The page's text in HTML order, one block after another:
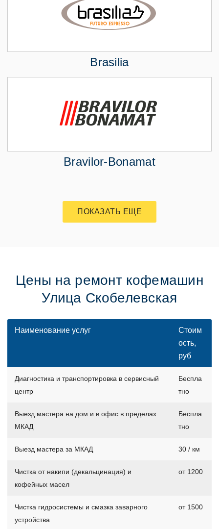
Brasilia
Bravilor-Bonamat
ПОКАЗАТЬ ЕЩЕ
Цены на ремонт кофемашин
Улица Скобелевская
Наименование услуг
Стоим
ость,
руб
Диагностика и транспортировка в сервисный
центр
Беспла
тно
Выезд мастера на дом и в офис в пределах
МКАД
Беспла
тно
Выезд мастера за МКАД 30 / км
Чистка от накипи (декальцинация) и
кофейных масел
от 1200
Чистка гидросистемы и смазка заварного
устройства
от 1500